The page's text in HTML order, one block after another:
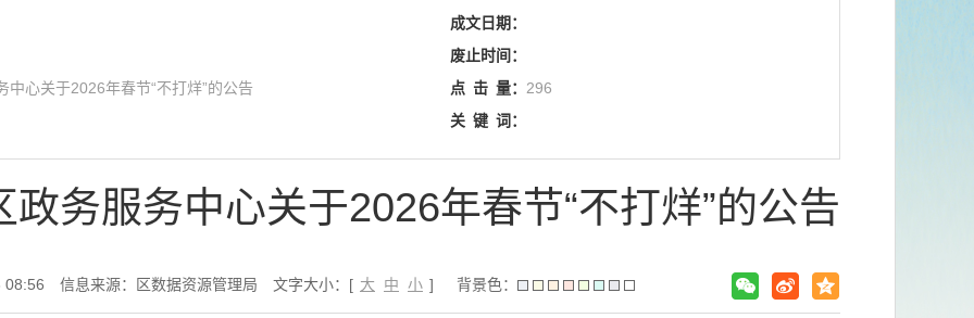
成文日期：
废止时间：
心关于2026年春节“不打烊”的公告
点 击 量： 296
关 键 词：
务服务中心关于2026年春节“不打烊”的公告
08:56 信息来源：区数据资源管理局 文字大小：[ 大 中 小 ] 背景色：